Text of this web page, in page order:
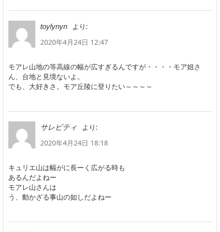
toylynyn
より:
2020年4月24日 12:47
モアレ山地の等高線の幅が広すぎるんですが・・・・モア姐さ
ん、台地と見境ないよ。
でも、大好きさ。モア丘陵に登りたい～～～～
サレビティ
より:
2020年4月24日 18:18
キュリエ山は幅がに長ーく広がる時も
あるんだよねー
モアレ山さんは
う、動かざる事山の如しだよねー